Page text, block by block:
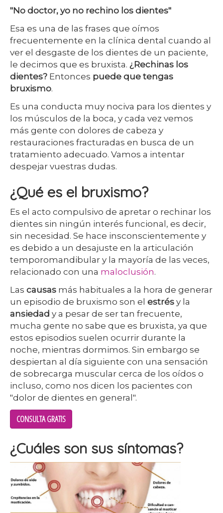
"No doctor, yo no rechino los dientes"
Esa es una de las frases que oímos
frecuentemente en la clínica dental cuando al
ver el desgaste de los dientes de un paciente,
le decimos que es bruxista. ¿Rechinas los
dientes? Entonces puede que tengas
bruxismo.
Es una conducta muy nociva para los dientes y
los músculos de la boca, y cada vez vemos
más gente con dolores de cabeza y
restauraciones fracturadas en busca de un
tratamiento adecuado. Vamos a intentar
despejar vuestras dudas.
¿Qué es el bruxismo?
Es el acto compulsivo de apretar o rechinar los
dientes sin ningún interés funcional, es decir,
sin necesidad. Se hace insconscientemente y
es debido a un desajuste en la articulación
temporomandibular y la mayoría de las veces,
relacionado con una maloclusión.
Las causas más habituales a la hora de generar
un episodio de bruxismo son el estrés y la
ansiedad y a pesar de ser tan frecuente,
mucha gente no sabe que es bruxista, ya que
estos episodios suelen ocurrir durante la
noche, mientras dormimos. Sin embargo se
despiertan al día siguiente con una sensación
de sobrecarga muscular cerca de los oídos o
incluso, como nos dicen los pacientes con
"dolor de dientes en general".
CONSULTA GRATIS
¿Cuáles son sus síntomas?